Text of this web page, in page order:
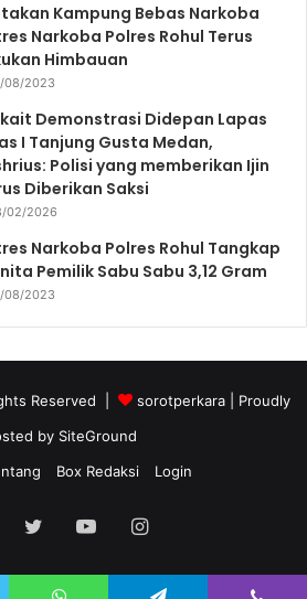
Kampung Bebas Narkoba
Narkoba Polres Rohul Terus
Himbauan
08/2023
Demonstrasi Didepan Lapas
I Tanjung Gusta Medan,
Polisi yang memberikan Ijin
Diberikan Saksi
02/2026
Narkoba Polres Rohul Tangkap
Pemilik Sabu Sabu 3,12 Gram
08/2023
Reserved | sorotperkara
| Proudly
by SiteGround
Box Redaksi Login
TwitterYouTubeInstagram